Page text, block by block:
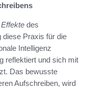
des
diese Praxis für die
Intelligenz
reflektiert und sich mit
Das bewusste
Aufschreiben, wird